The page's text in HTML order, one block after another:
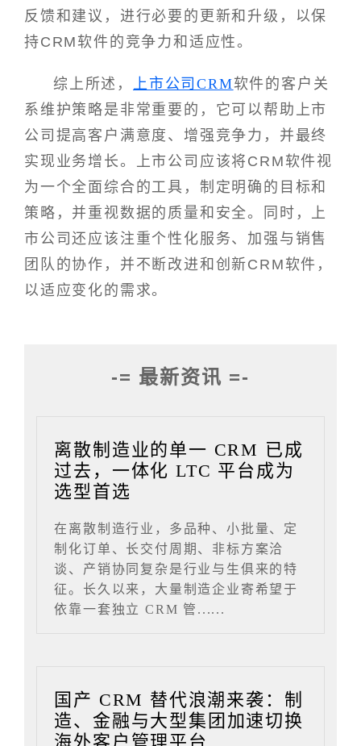
反馈和建议，进行必要的更新和升级，以保
持CRM软件的竞争力和适应性。
综上所述， 上市公司CRM软件的客户关
系维护策略是非常重要的，它可以帮助上市
公司提高客户满意度、增强竞争力，并最终
实现业务增长。上市公司应该将CRM软件视
为一个全面综合的工具，制定明确的目标和
策略，并重视数据的质量和安全。同时，上
市公司还应该注重个性化服务、加强与销售
团队的协作，并不断改进和创新CRM软件，
以适应变化的需求。
-= 最新资讯 =-
离散制造业的单一 CRM 已成
过去，一体化 LTC 平台成为
选型首选
在离散制造行业，多品种、小批量、定
制化订单、长交付周期、非标方案洽
谈、产销协同复杂是行业与生俱来的特
征。长久以来，大量制造企业寄希望于
依靠一套独立 CRM 管......
国产 CRM 替代浪潮来袭：制
造、金融与大型集团加速切换
海外客户管理平台